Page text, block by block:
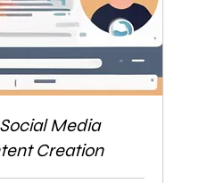
Media
Creation